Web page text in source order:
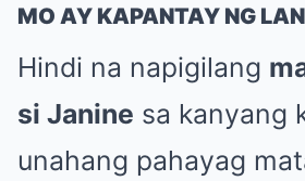
MO AY KAPANTAY NG
Hindi na napigilang
si Janine sa kanyang
unahang pahayag